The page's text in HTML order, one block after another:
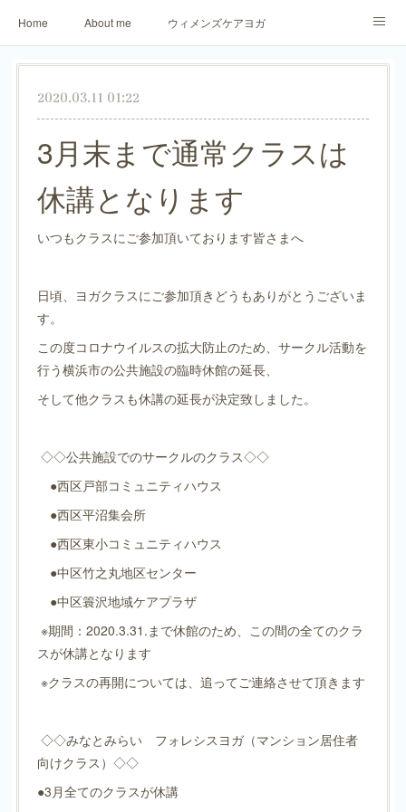
Home About me ウィメンズケアヨガ
アロマリラックスヨガ パーソナトレーニング
2020.03.11 01:22
3月末まで通常クラスは
休講となります
いつもクラスにご参加頂いております皆さまへ
日頃、ヨガクラスにご参加頂きどうもありがとうございま
す。
この度コロナウイルスの拡大防止のため、サークル活動を
行う横浜市の公共施設の臨時休館の延長、
そして他クラスも休講の延長が決定致しました。
◇◇公共施設でのサークルのクラス◇◇
●西区戸部コミュニティハウス
●西区平沼集会所
●西区東小コミュニティハウス
●中区竹之丸地区センター
●中区簑沢地域ケアプラザ
※期間：2020.3.31.まで休館のため、この間の全てのクラ
スが休講となります
※クラスの再開については、追ってご連絡させて頂きます
◇◇みなとみらい フォレシスヨガ（マンション居住者
向けクラス）◇◇
●3月全てのクラスが休講